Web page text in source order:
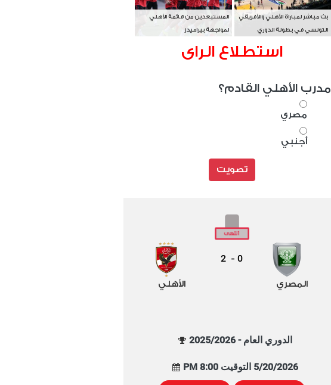
بث مباشر لمباراة الأهلي والأفريقي
التونسي في بطولة الدوري
المستبعدين من قائمة الأهلي
لمواجهة بيراميدز
استطلاع الراى
مدرب الأهلي القادم؟
مصري
أجنبي
تصويت
المصري
0
-
2
الأهلي
الدوري العام - 2025/2026
5/20/2026 التوقيت 8:00 PM